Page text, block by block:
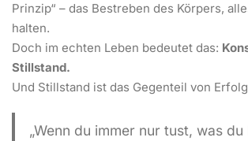
Prinzip“ – das Bestreben des Körpers,
halten.
Doch im echten Leben bedeutet das:
Stillstand.
Und Stillstand ist das Gegenteil von
„Wenn du immer nur tust, was du